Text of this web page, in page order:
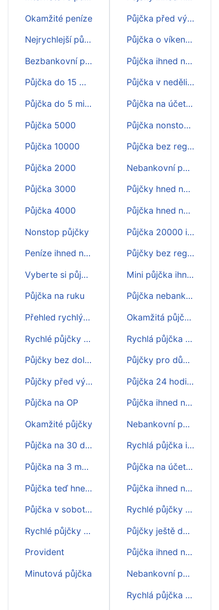
Okamžité peníze
Nejrychlejší půjčka
Bezbankovní půjčky
Půjčka do 15 minut
Půjčka do 5 minut
Půjčka 5000
Půjčka 10000
Půjčka 2000
Půjčka 3000
Půjčka 4000
Nonstop půjčky
Peníze ihned na účet
Vyberte si půjčku
Půjčka na ruku
Přehled rychlých půjček
Rychlé půjčky před výplatou
Půjčky bez doložení příjmu
Půjčky před výplatou
Půjčka na OP
Okamžité půjčky
Půjčka na 30 dní na účet
Půjčka na 3 měsíce na účet
Půjčka teď hned na účet
Půjčka v sobotu na účet
Rychlé půjčky na účty
Provident
Minutová půjčka
Půjčka před výplatou na účet
Půjčka o víkendu hned na účet
Půjčka ihned na účet bez registru
Půjčka v neděli ihned na účet
Půjčka na účet rychle
Půjčka nonstop na účet
Půjčka bez registru na účet
Nebankovní půjčka na účet
Půjčky hned na účet na op
Půjčka hned na účet 1500
Půjčka 20000 ihned na účet
Půjčky bez registru hned na účet
Mini půjčka ihned na účet
Půjčka nebankovní ihned na účet
Okamžitá půjčka na účet v neděli
Rychlá půjčka hned na účet
Půjčky pro důchodce na účet
Půjčka 24 hodin denně online na účet
Půjčka ihned na účet bez příjmu
Nebankovní půjčky na účet
Rychlá půjčka ihned na účet do hodiny bez poplatku
Půjčka na účet bez registru
Půjčka ihned na účet bez 1kč
Rychlé půjčky na účet první zdarma
Půjčky ještě dnes na účet
Půjčka ihned na účet do hodiny
Nebankovní půjčka hned na účet
Rychlá půjčka bez poplatku ihned na účet